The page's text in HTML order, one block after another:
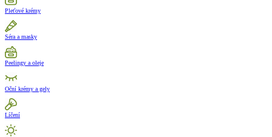
Pleťové krémy
Séra a masky
Peelingy a oleje
Oční krémy a gely
Líčení